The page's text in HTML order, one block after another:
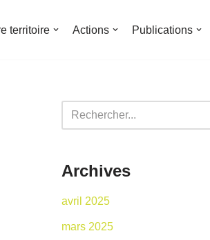
territoire Actions Publications
Archives
avril 2025
mars 2025